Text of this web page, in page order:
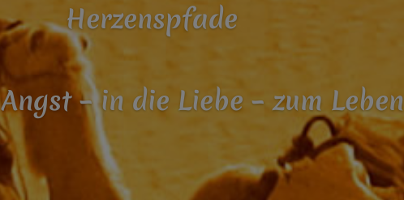
Herzenspfade
– in die Liebe – zum Leben